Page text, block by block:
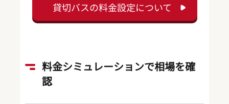
貸切バスの料金設定について
料金シミュレーションで相場を確
認